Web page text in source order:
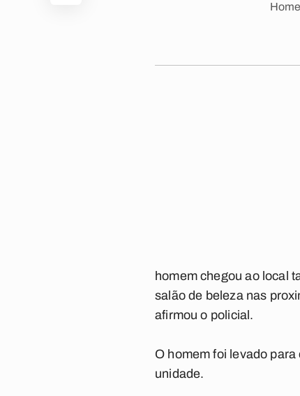
homem chegou ao local
salão de beleza nas
afirmou o policial.
O homem foi levado
unidade.